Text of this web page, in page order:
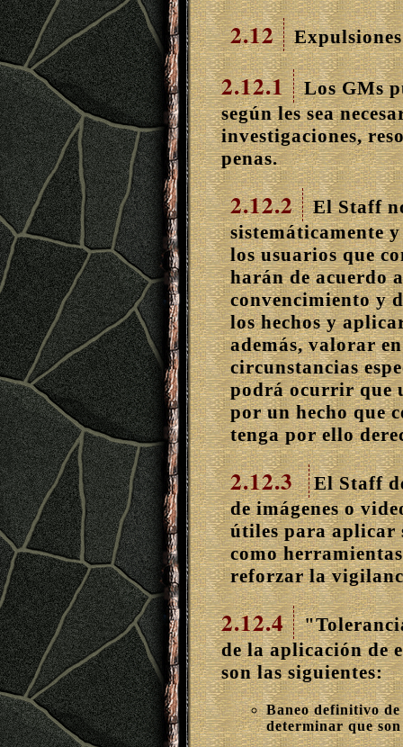
2.12
2.12.1
Los GMs
según les sea
investigaciones,
penas.
2.12.2
El Staff
sistemáticamente
los usuarios que
harán de acuerdo
convencimiento y
los hechos y
además, valorar
circunstancias
podrá ocurrir que
por un hecho que
tenga por ello
2.12.3
El Staff
de imágenes o
útiles para aplicar
como
reforzar la
2.12.4
de la aplicación de
son las siguientes:
Baneo definitivo de
determinar que